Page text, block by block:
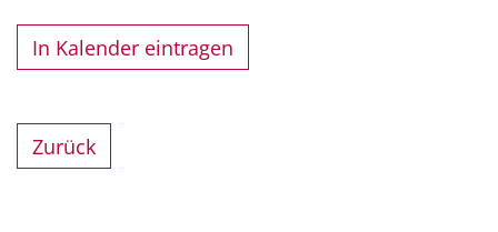
In Kalender eintragen
Zurück